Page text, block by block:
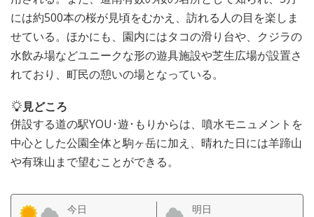
には約500本の桜が見頃をむかえ、訪れる人の目を楽しま
せている。ほかにも、園内にはタコの滑り台や、クジラの
水飲み場などユニークな形の遊具施設や芝生広場が設置さ
れており、町民の憩いの場となっている。
見どころ
併設する道の駅YOU･遊･もりからは、噴水モニュメントを
中心とした公園全体と駒ヶ岳に加え、晴れた日には羊蹄山
や有珠山まで望むことができる。
今日 明日